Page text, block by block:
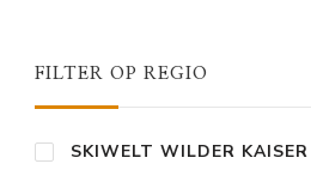
FILTER OP REGIO
SKIWELT WILDER